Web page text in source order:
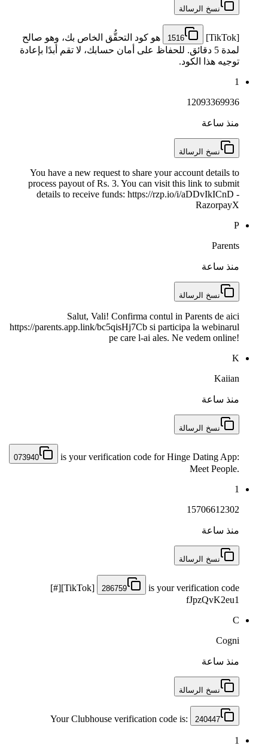
نسخ الرسالة
[TikTok]
1516
هو كود التحقُّق الخاص بك، وهو صالح
لمدة 5 دقائق. للحفاظ على أمان حسابك، لا تقم أبدًا بإعادة
توجيه هذا الكود.
1
12093369936
منذ ساعة
نسخ الرسالة
You have a new request to share your account details to
process payout of Rs. 3. You can visit this link to submit
details to receive funds: https://rzp.io/i/aDDvIkICnD -
RazorpayX
P
Parents
منذ ساعة
نسخ الرسالة
Salut, Vali! Confirma contul in Parents de aici
https://parents.app.link/bc5qisHj7Cb si participa la webinarul
pe care l-ai ales. Ne vedem online!
K
Kaiian
منذ ساعة
نسخ الرسالة
073940
is your verification code for Hinge Dating App:
Meet People.
1
15706612302
منذ ساعة
نسخ الرسالة
[#][TikTok] 286759
is your verification code
fJpzQvK2eu1
C
Cogni
منذ ساعة
نسخ الرسالة
Your Clubhouse verification code is: 240447
1